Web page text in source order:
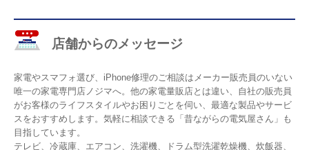
店舗からのメッセージ
家電やスマフォ選び、iPhone修理のご相談はメーカー販売員のいない
唯一の家電専門店ノジマへ。他の家電量販店とは違い、自社の販売員
がお客様のライフスタイルやお困りごとを伺い、最適な製品やサービ
スをおすすめします。気軽に相談できる「昔ながらの電気屋さん」も
目指しています。
テレビ、冷蔵庫、エアコン、洗濯機、ドラム型洗濯乾燥機、炊飯器、